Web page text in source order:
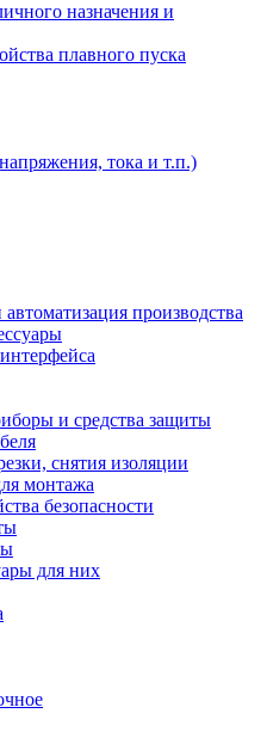
назначения и
плавного пуска
тока и т.п.)
производства
и средства защиты
снятия изоляции
монтажа
безопасности
для них